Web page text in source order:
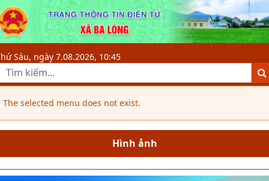
Tổ chức bộ máy - Xã Ba Lòng, tỉnh
Sáu, ngày 7.08.2026, 10:45
The selected menu does not exist.
Hình ảnh